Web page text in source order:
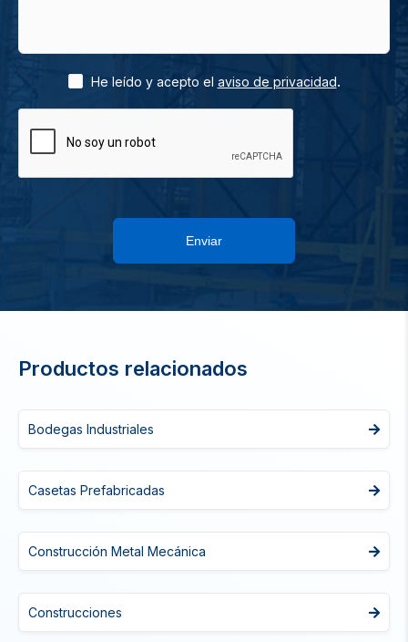
He leído y acepto el aviso de privacidad.
Enviar
Productos relacionados
Bodegas Industriales
Casetas Prefabricadas
Construcción Metal Mecánica
Construcciones